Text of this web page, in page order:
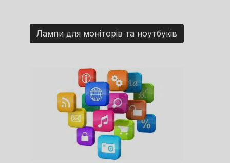
Лампи для моніторів та ноутбуків